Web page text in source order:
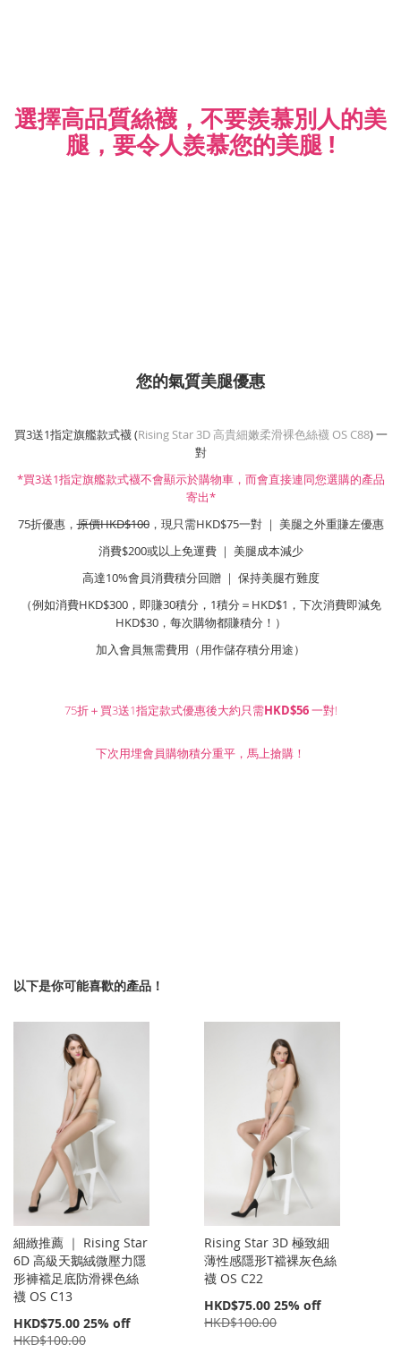
選擇高品質絲襪，不要羨慕別人的美
腿， 要令人羨慕您的美腿 !
您的氣質美腿優惠
買3送1指定旗艦款式襪 (Rising Star 3D 高貴細嫩柔滑裸色絲襪 OS C88) 一
對
*買3送1指定旗艦款式襪不會顯示於購物車，而會直接連同您選購的產品
寄出*
75折優惠，原價HKD$100，現只需HKD$75一對 ｜ 美腿之外重賺左優惠
消費$200或以上免運費 ｜ 美腿成本減少
高達10%會員消費積分回贈 ｜ 保持美腿冇難度
（例如消費HKD$300，即賺30積分，1積分＝HKD$1，下次消費即減免
HKD$30，每次購物都賺積分！）
加入會員無需費用（用作儲存積分用途）
75折＋買3送1指定款式優惠後大約只需HKD$56一對!
下次用埋會員購物積分重平，馬上搶購！
以下是你可能喜歡的產品！
細緻推薦 ｜ Rising Star
6D 高級天鵝絨微壓力隱
形褲襠足底防滑裸色絲
襪 OS C13
特
價
HKD$75.00 25% off
HKD$100.00
Rising Star 3D 極致細
薄性感隱形T襠裸灰色絲
襪 OS C22
特
價
HKD$75.00 25% off
HKD$100.00